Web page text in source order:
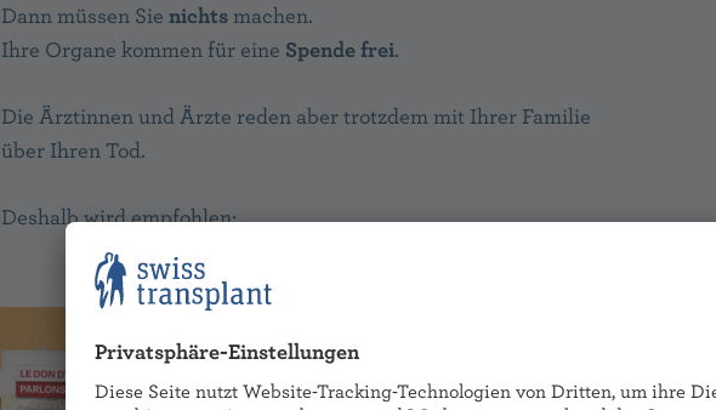
Dann müssen Sie nichts machen.
Ihre Organe kommen für eine Spende frei.
Die Ärztinnen und Ärzte reden aber trotzdem mit Ihrer Familie
über Ihren Tod.
Deshalb wird empfohlen:
Organspende-Karte mit